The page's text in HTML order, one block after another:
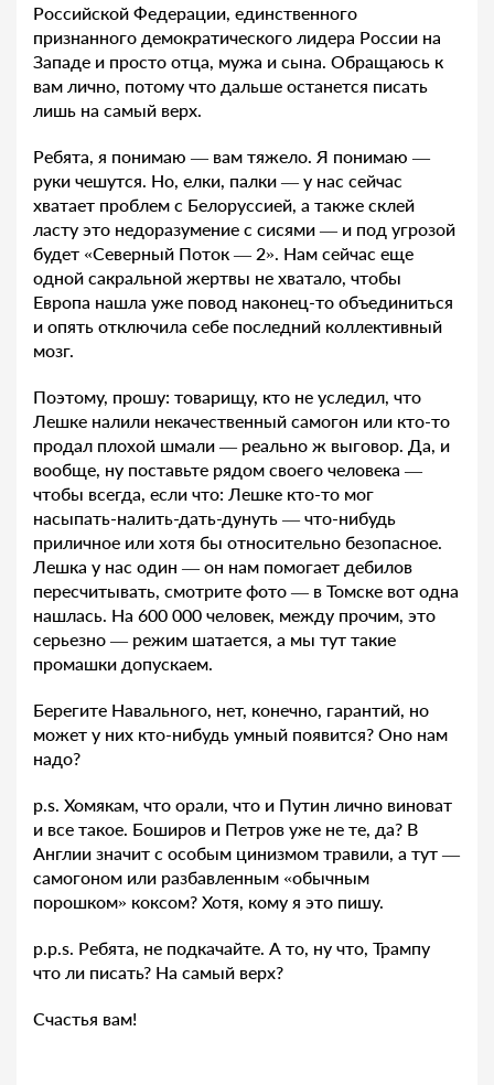
Российской Федерации, единственного
признанного демократического лидера России на
Западе и просто отца, мужа и сына. Обращаюсь к
вам лично, потому что дальше останется писать
лишь на самый верх.
Ребята, я понимаю — вам тяжело. Я понимаю —
руки чешутся. Но, елки, палки — у нас сейчас
хватает проблем с Белоруссией, а также склей
ласту это недоразумение с сисями — и под угрозой
будет «Северный Поток — 2». Нам сейчас еще
одной сакральной жертвы не хватало, чтобы
Европа нашла уже повод наконец-то объединиться
и опять отключила себе последний коллективный
мозг.
Поэтому, прошу: товарищу, кто не уследил, что
Лешке налили некачественный самогон или кто-то
продал плохой шмали — реально ж выговор. Да, и
вообще, ну поставьте рядом своего человека —
чтобы всегда, если что: Лешке кто-то мог
насыпать-налить-дать-дунуть — что-нибудь
приличное или хотя бы относительно безопасное.
Лешка у нас один — он нам помогает дебилов
пересчитывать, смотрите фото — в Томске вот одна
нашлась. На 600 000 человек, между прочим, это
серьезно — режим шатается, а мы тут такие
промашки допускаем.
Берегите Навального, нет, конечно, гарантий, но
может у них кто-нибудь умный появится? Оно нам
надо?
p.s. Хомякам, что орали, что и Путин лично виноват
и все такое. Боширов и Петров уже не те, да? В
Англии значит с особым цинизмом травили, а тут —
самогоном или разбавленным «обычным
порошком» коксом? Хотя, кому я это пишу.
p.p.s. Ребята, не подкачайте. А то, ну что, Трампу
что ли писать? На самый верх?
Счастья вам!